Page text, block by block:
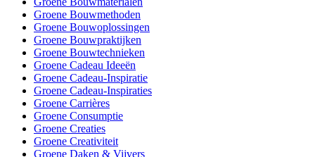
Groene Bouwmethoden
Groene Bouwoplossingen
Groene Bouwpraktijken
Groene Bouwtechnieken
Groene Cadeau Ideeën
Groene Cadeau-Inspiratie
Groene Cadeau-Inspiraties
Groene Carrières
Groene Consumptie
Groene Creaties
Groene Creativiteit
Groene Daken & Vijvers